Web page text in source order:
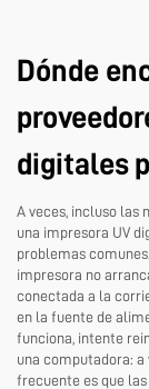
Dónde
digitales
A veces, incluso las
una impresora UV
problemas
impresora no
conectada a la
en la fuente de
funciona, intente
una computadora: a
frecuente es que